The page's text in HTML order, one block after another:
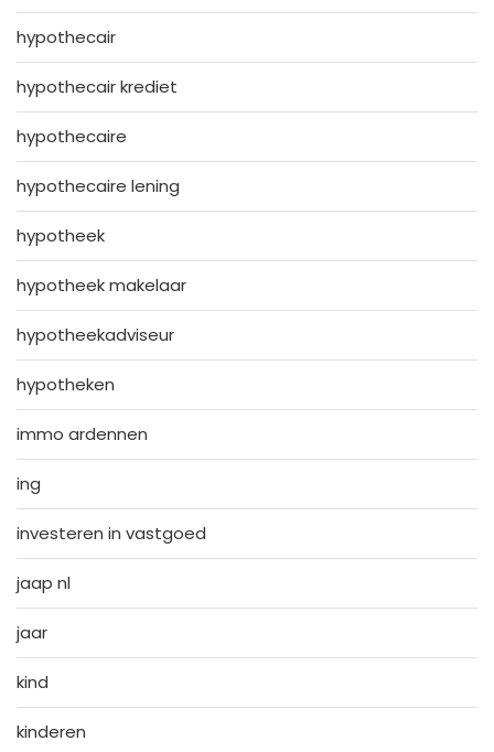
hypothecair
hypothecair krediet
hypothecaire
hypothecaire lening
hypotheek
hypotheek makelaar
hypotheekadviseur
hypotheken
immo ardennen
ing
investeren in vastgoed
jaap nl
jaar
kind
kinderen